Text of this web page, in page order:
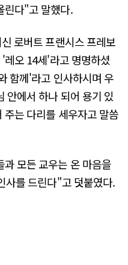
린다"고 말했다.
로버트 프랜시스 프레보
레오 14세'라고 명명하셨
함께'라고 인사하시며 우
안에서 하나 되어 용기 있
주는 다리를 세우자고 말씀
모든 교우는 온 마음을
사를 드린다"고 덧붙였다.